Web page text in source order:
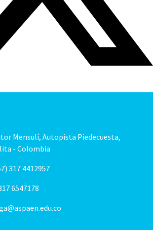
Mensulí, Autopista Piedecuesta,
- Colombia
317 4412957
6547178